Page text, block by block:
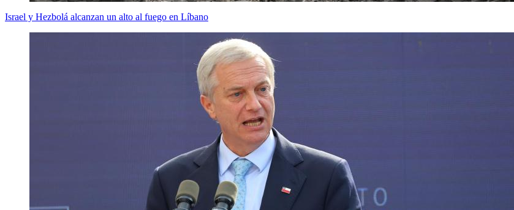
Israel y Hezbolá alcanzan un alto al fuego en Líbano